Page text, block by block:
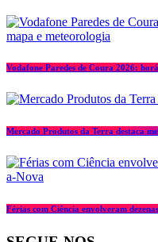
Vodafone Paredes de Coura 2026:
Mercado Produtos da Terra destaca
Férias com Ciência envolveram